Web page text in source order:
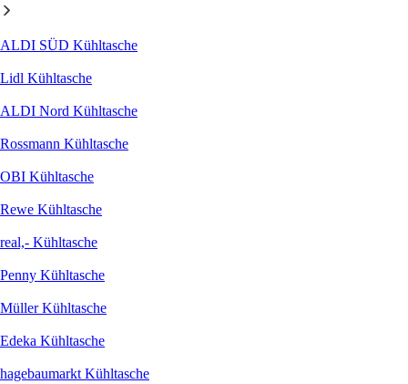
ALDI SÜD Kühltasche
Lidl Kühltasche
ALDI Nord Kühltasche
Rossmann Kühltasche
OBI Kühltasche
Rewe Kühltasche
real,- Kühltasche
Penny Kühltasche
Müller Kühltasche
Edeka Kühltasche
hagebaumarkt Kühltasche